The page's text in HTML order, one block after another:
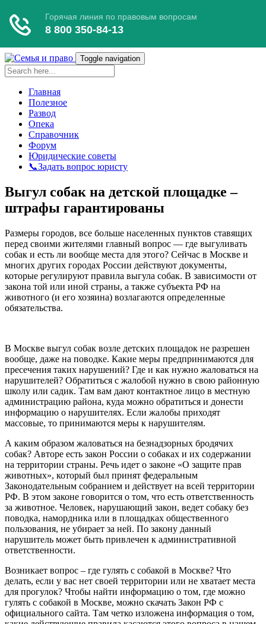
Toggle navigation
Главная
Полезное
Развод
Опека
Справочник
Форум
Юридические советы
📞Задать вопрос юристу
Выгул собак на детской площадке –
штрафы гарантированы
Размеры городов, все больше населенных пунктов ставящих
перед своими жителями главный вопрос — где выгуливать
собак и есть ли вообще места для этого? Сейчас в Москве и
многих других городах России действуют документы,
которые регулируют правила выгула собак. В зависимости от
закона той или иной страны, а также субъекта РФ на
животного (и его хозяина) возлагаются определенные
обязательства.
В Москве выгул собак возле детских площадок не разрешен
вообще, даже на поводке. Какие меры предпринимаются для
пресечения таких нарушений? Где и как нужно жаловаться на
нарушителей? Обратиться с жалобой нужно в свою районную
школу или садик. Там вам дают контактное лицо в местную
администрацию района, куда можно обратиться и донести
информацию о нарушителях. Если жалобы приходят
массовые, то принимаются меры к нарушителям.
А каким образом жаловаться на безнадзорных бродячих
собак? Авторе есть закон России о собаках и их содержании
на территории страны. Речь идет о законе «О защите прав
животных», который был принят федеральным
Законодательным собранием и действует на всей территории
РФ. В этом законе говорится о том, что есть ответственность
за животное. Человек, нарушающий закон, ведет собаку без
поводка, намордника или в площадках общественного
пользования, не убирает за ней. По закону данный
нарушитель может быть привлечен к административной
ответственности.
Возникает вопрос – где гулять с собакой в Москве? Что
делать, если у вас нет своей территории или не хватает места
для прогулок? Чтобы найти информацию о том, где можно
гулять с собакой в Москве, можно скачать Закон РФ с
официального сайта. Там четко изложена информация о том,